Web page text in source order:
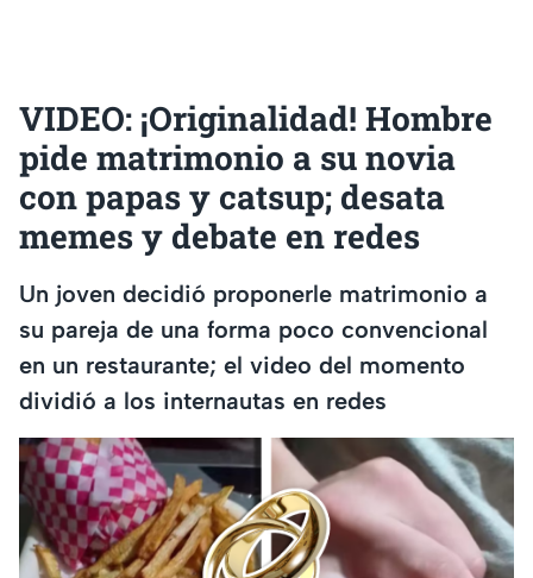
VIDEO: ¡Originalidad! Hombre
pide matrimonio a su novia
con papas y catsup; desata
memes y debate en redes
Un joven decidió proponerle matrimonio a
su pareja de una forma poco convencional
en un restaurante; el video del momento
dividió a los internautas en redes